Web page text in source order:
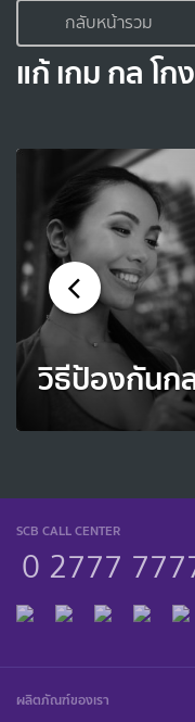
กลับหน้ารวม
แก้ เกม กล โ
วิธีป้องกันก
SCB CALL CENTER
0 2777
ผลิตภัณฑ์ของเรา